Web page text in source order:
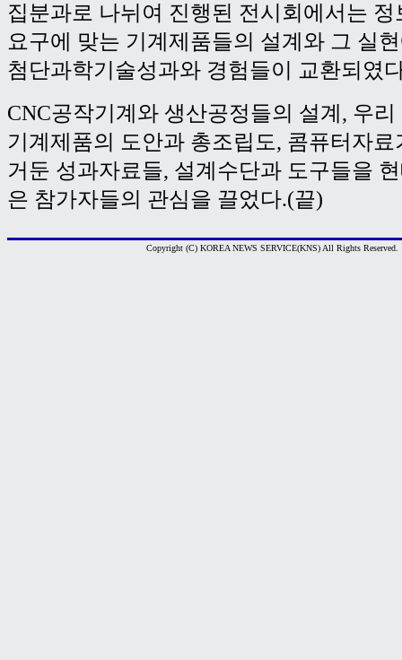
집분과로 나뉘여 진행된 전시회에서는
요구에 맞는 기계제품들의 설계와 그 실
첨단과학기술성과와 경험들이 교환되였
CNC공작기계와 생산공정들의 설계, 우
기계제품의 도안과 총조립도, 콤퓨터자
거둔 성과자료들, 설계수단과 도구들을
은 참가자들의 관심을 끌었다.(끝)
Copyright (C) KOREA NEWS SERVICE(KNS) All Rights Reserved.